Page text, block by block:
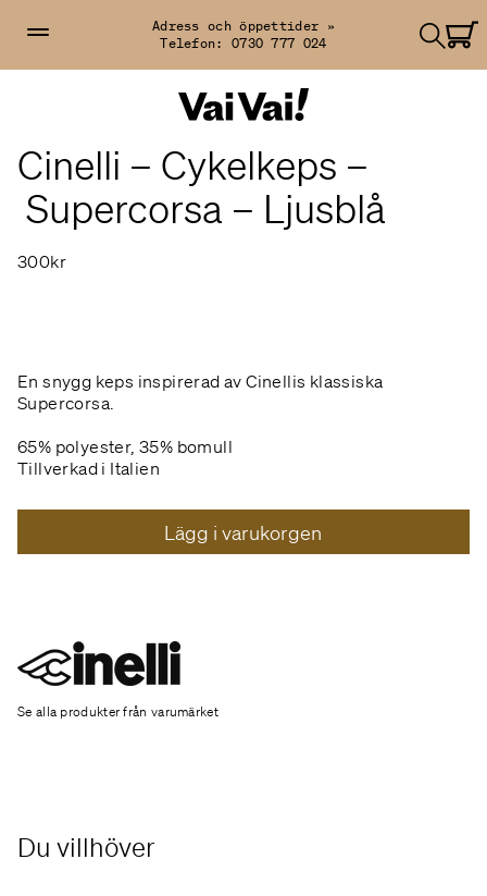
Adress och öppettider »
Telefon: 0730 777 024
Cinelli – Cykelkeps –
Supercorsa – Ljusblå
300kr
En snygg keps inspirerad av Cinellis klassiska
Supercorsa.
65% polyester, 35% bomull
Tillverkad i Italien
Lägg i varukorgen
Se alla produkter från varumärket
Du villhöver